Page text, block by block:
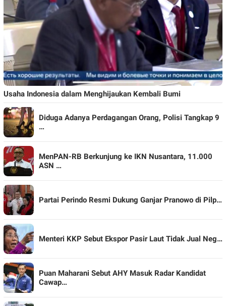
Usaha Indonesia dalam Menghijaukan Kembali Bumi
Diduga Adanya Perdagangan Orang, Polisi Tangkap 9
…
MenPAN-RB Berkunjung ke IKN Nusantara, 11.000
ASN …
Partai Perindo Resmi Dukung Ganjar Pranowo di Pilp…
Menteri KKP Sebut Ekspor Pasir Laut Tidak Jual Neg…
Puan Maharani Sebut AHY Masuk Radar Kandidat
Cawap…